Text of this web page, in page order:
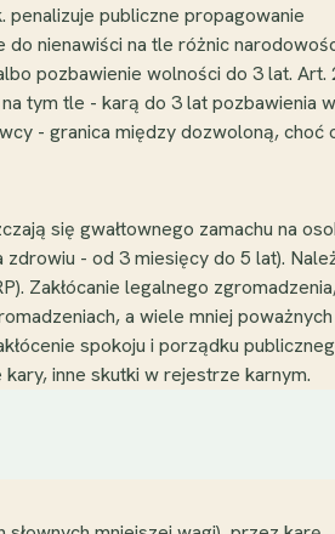
publiczne propagowanie
nienawiści na tle różnic
pozbawienie wolności do 3 lat. Art.
tym tle - karą do 3 lat pozbawienia
- granica między dozwoloną, choć
się gwałtownego zamachu na
- od 3 miesięcy do 5 lat).
Zakłócanie legalnego
a wiele mniej poważnych
spokoju i porządku
inne skutki w rejestrze karnym.